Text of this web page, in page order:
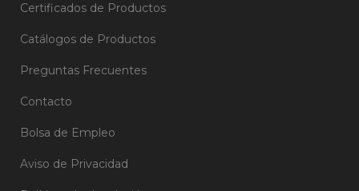
Certificados de Productos
Catálogos de Productos
Preguntas Frecuentes
Contacto
Bolsa de Empleo
Aviso de Privacidad